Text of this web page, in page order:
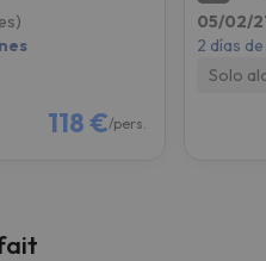
118 €/pers.
05/02/
2 días
Solo